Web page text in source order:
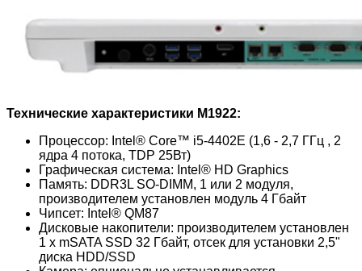
Технические характеристики M1922:
Процессор: Intel® Core™ i5-4402E (1,6 - 2,7 ГГц , 2
ядра 4 потока, TDP 25Вт)
Графическая система: Intel® HD Graphics
Память: DDR3L SO-DIMM, 1 или 2 модуля,
производителем установлен модуль 4 Гбайт
Чипсет: Intel® QM87
Дисковые накопители: производителем установлен
1 x mSATA SSD 32 Гбайт, отсек для установки 2,5"
диска HDD/SSD